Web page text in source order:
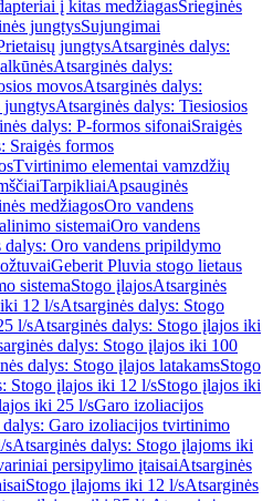
į kitas medžiagasSrieginės
jungtysSujungimai
jungtysAtsarginės dalys:
Atsarginės dalys:
movosAtsarginės dalys:
jungtysAtsarginės dalys: Tiesiosios
dalys: P-formos sifonaiSraigės
Sraigės formos
Tvirtinimo elementai vamzdžių
TarpikliaiApsauginės
medžiagosOro vandens
sistemaiOro vandens
dalys: Oro vandens pripildymo
Geberit Pluvia stogo lietaus
sistemaStogo įlajosAtsarginės
12 l/sAtsarginės dalys: Stogo
l/sAtsarginės dalys: Stogo įlajos iki
dalys: Stogo įlajos iki 100
dalys: Stogo įlajos latakamsStogo
Stogo įlajos iki 12 l/sStogo įlajos iki
iki 25 l/sGaro izoliacijos
dalys: Garo izoliacijos tvirtinimo
sAtsarginės dalys: Stogo įlajoms iki
persipylimo įtaisaiAtsarginės
Stogo įlajoms iki 12 l/sAtsarginės